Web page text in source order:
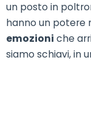
un posto in
hanno un potere
emozioni che
siamo schiavi, in